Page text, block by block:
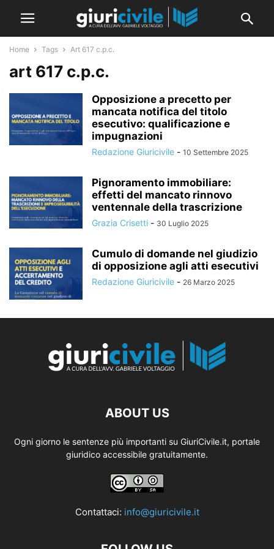
Home Tags Art 617 c.p.c.
art 617 c.p.c.
Opposizione a precetto per
mancata notifica del titolo
esecutivo: qualificazione e
impugnazioni
Redazione Giuricivile - 10 Settembre 2025
Pignoramento immobiliare:
effetti del mancato rinnovo
ventennale della trascrizione
Grazia Crisetti - 30 Luglio 2025
Cumulo di domande nel giudizio
di opposizione agli atti esecutivi
Redazione Giuricivile - 26 Marzo 2025
ABOUT US
Ogni giorno le sentenze più importanti su GiuriCivile.it, portale
giuridico accessibile gratuitamente.
Contattaci: info@giuricivile.it